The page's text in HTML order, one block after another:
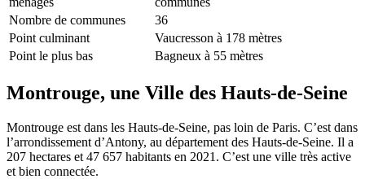
Nombre de communes
36
Point culminant
Vaucresson à 178 mètres
Point le plus bas
Bagneux à 55 mètres
Montrouge, une Ville des Hauts-de-Seine
Montrouge est dans les Hauts-de-Seine, pas loin de Paris. C’est dans
l’arrondissement d’Antony, au département des Hauts-de-Seine. Il a
207 hectares et 47 657 habitants en 2021. C’est une ville très active
et bien connectée.